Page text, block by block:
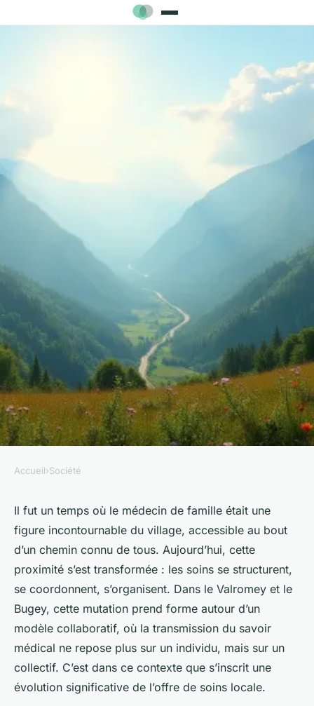
À quoi s'attendre avec le pole
santé Valromey Bugey ?
Orion•13/05/2026 13:12•11 min de lecture
Accueil›Société
Il fut un temps où le médecin de famille était une
figure incontournable du village, accessible au bout
d’un chemin connu de tous. Aujourd’hui, cette
proximité s’est transformée : les soins se structurent,
se coordonnent, s’organisent. Dans le Valromey et le
Bugey, cette mutation prend forme autour d’un
modèle collaboratif, où la transmission du savoir
médical ne repose plus sur un individu, mais sur un
collectif. C’est dans ce contexte que s’inscrit une
évolution significative de l’offre de soins locale.